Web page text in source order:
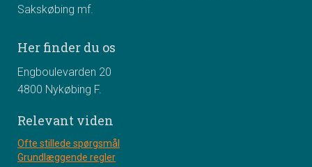
Sakskøbing mf.
Her finder du os
Engboulevarden 20
4800 Nykøbing F.
Relevant viden
Ofte stillede spørgsmål
Grundlæggende regler